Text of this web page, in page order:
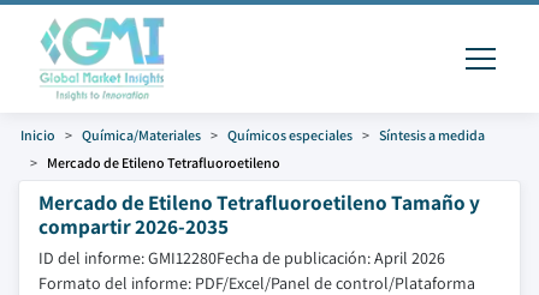
Inicio Química/Materiales Químicos especiales
Síntesis a medida
Mercado de Etileno Tetrafluoroetileno
Mercado de Etileno Tetrafluoroetileno Tamaño y
compartir 2026-2035
ID del informe: GMI12280Fecha de publicación: April 2026
Formato del informe: PDF/Excel/Panel de control/Plataforma